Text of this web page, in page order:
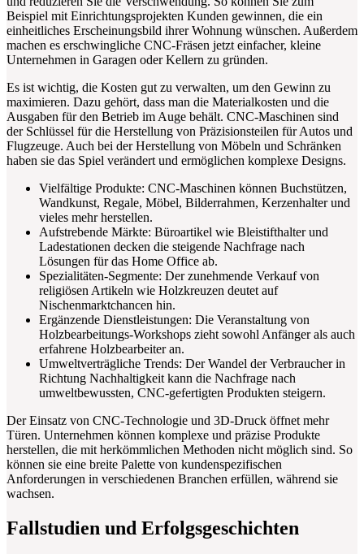
Beispiel mit Einrichtungsprojekten Kunden gewinnen, die ein
einheitliches Erscheinungsbild ihrer Wohnung wünschen. Außerdem
machen es erschwingliche CNC-Fräsen jetzt einfacher, kleine
Unternehmen in Garagen oder Kellern zu gründen.
Es ist wichtig, die Kosten gut zu verwalten, um den Gewinn zu
maximieren. Dazu gehört, dass man die Materialkosten und die
Ausgaben für den Betrieb im Auge behält. CNC-Maschinen sind
der Schlüssel für die Herstellung von Präzisionsteilen für Autos und
Flugzeuge. Auch bei der Herstellung von Möbeln und Schränken
haben sie das Spiel verändert und ermöglichen komplexe Designs.
Vielfältige Produkte: CNC-Maschinen können Buchstützen,
Wandkunst, Regale, Möbel, Bilderrahmen, Kerzenhalter und
vieles mehr herstellen.
Aufstrebende Märkte: Büroartikel wie Bleistifthalter und
Ladestationen decken die steigende Nachfrage nach
Lösungen für das Home Office ab.
Spezialitäten-Segmente: Der zunehmende Verkauf von
religiösen Artikeln wie Holzkreuzen deutet auf
Nischenmarktchancen hin.
Ergänzende Dienstleistungen: Die Veranstaltung von
Holzbearbeitungs-Workshops zieht sowohl Anfänger als auch
erfahrene Holzbearbeiter an.
Umweltverträgliche Trends: Der Wandel der Verbraucher in
Richtung Nachhaltigkeit kann die Nachfrage nach
umweltbewussten, CNC-gefertigten Produkten steigern.
Der Einsatz von CNC-Technologie und 3D-Druck öffnet mehr
Türen. Unternehmen können komplexe und präzise Produkte
herstellen, die mit herkömmlichen Methoden nicht möglich sind. So
können sie eine breite Palette von kundenspezifischen
Anforderungen in verschiedenen Branchen erfüllen, während sie
wachsen.
Fallstudien und Erfolgsgeschichten